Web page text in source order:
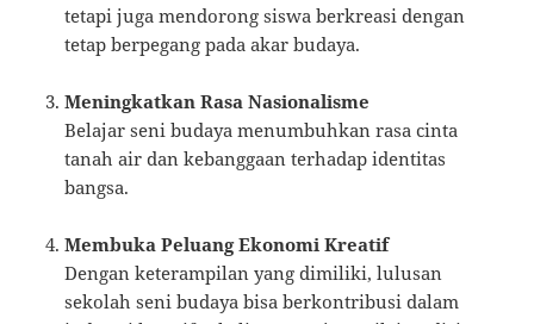
tetapi juga mendorong siswa berkreasi dengan
tetap berpegang pada akar budaya.
Meningkatkan Rasa Nasionalisme
Belajar seni budaya menumbuhkan rasa cinta
tanah air dan kebanggaan terhadap identitas
bangsa.
Membuka Peluang Ekonomi Kreatif
Dengan keterampilan yang dimiliki, lulusan
sekolah seni budaya bisa berkontribusi dalam